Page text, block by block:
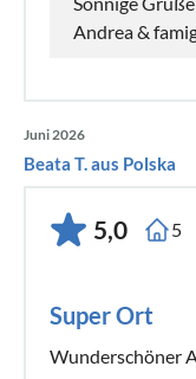
Andrea &
Juni 2026
Beata T. aus Polska
5,0 5
Super Ort
Wunderschöner